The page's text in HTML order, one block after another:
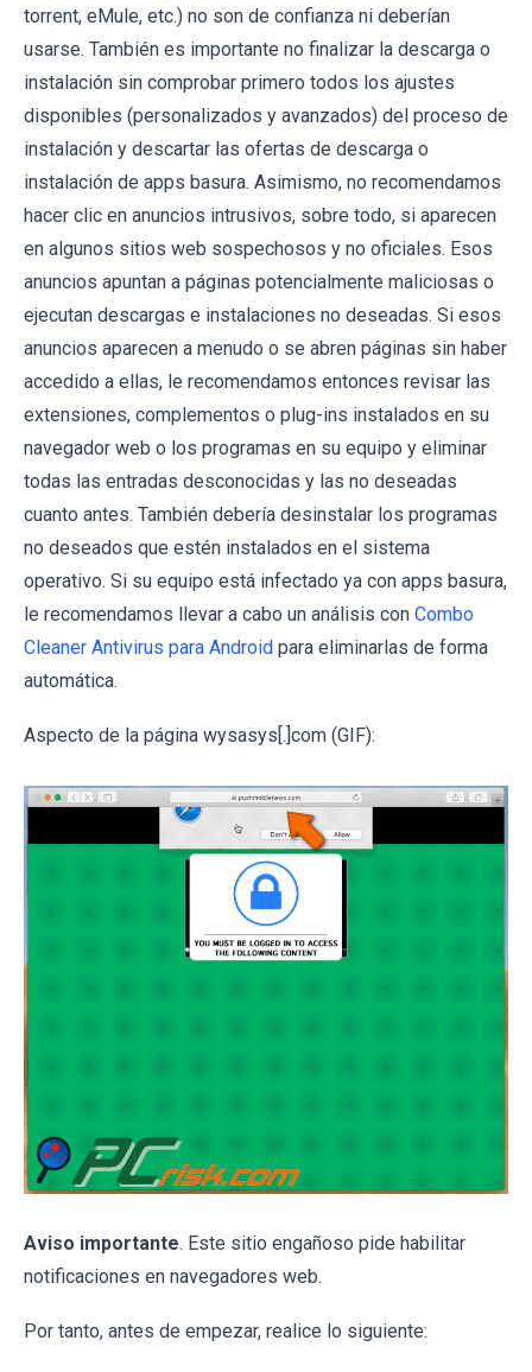
torrent, eMule, etc.) no son de confianza ni deberían
usarse. También es importante no finalizar la descarga o
instalación sin comprobar primero todos los ajustes
disponibles (personalizados y avanzados) del proceso de
instalación y descartar las ofertas de descarga o
instalación de apps basura. Asimismo, no recomendamos
hacer clic en anuncios intrusivos, sobre todo, si aparecen
en algunos sitios web sospechosos y no oficiales. Esos
anuncios apuntan a páginas potencialmente maliciosas o
ejecutan descargas e instalaciones no deseadas. Si esos
anuncios aparecen a menudo o se abren páginas sin haber
accedido a ellas, le recomendamos entonces revisar las
extensiones, complementos o plug-ins instalados en su
navegador web o los programas en su equipo y eliminar
todas las entradas desconocidas y las no deseadas
cuanto antes. También debería desinstalar los programas
no deseados que estén instalados en el sistema
operativo. Si su equipo está infectado ya con apps basura,
le recomendamos llevar a cabo un análisis con Combo
Cleaner Antivirus para Android para eliminarlas de forma
automática.
Aspecto de la página wysasys[.]com (GIF):
Aviso importante. Este sitio engañoso pide habilitar
notificaciones en navegadores web.
Por tanto, antes de empezar, realice lo siguiente: